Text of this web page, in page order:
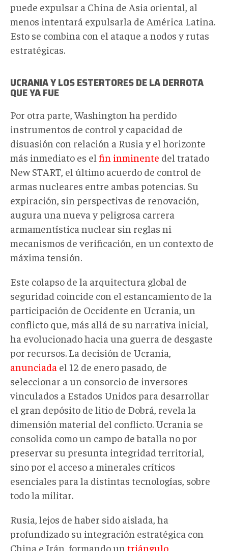
puede expulsar a China de Asia oriental, al
menos intentará expulsarla de América Latina.
Esto se combina con el ataque a nodos y rutas
estratégicas.
UCRANIA Y LOS ESTERTORES DE LA DERROTA
QUE YA FUE
Por otra parte, Washington ha perdido
instrumentos de control y capacidad de
disuasión con relación a Rusia y el horizonte
más inmediato es el fin inminente del tratado
New START, el último acuerdo de control de
armas nucleares entre ambas potencias. Su
expiración, sin perspectivas de renovación,
augura una nueva y peligrosa carrera
armamentística nuclear sin reglas ni
mecanismos de verificación, en un contexto de
máxima tensión.
Este colapso de la arquitectura global de
seguridad coincide con el estancamiento de la
participación de Occidente en Ucrania, un
conflicto que, más allá de su narrativa inicial,
ha evolucionado hacia una guerra de desgaste
por recursos. La decisión de Ucrania,
anunciada el 12 de enero pasado, de
seleccionar a un consorcio de inversores
vinculados a Estados Unidos para desarrollar
el gran depósito de litio de Dobrá, revela la
dimensión material del conflicto. Ucrania se
consolida como un campo de batalla no por
preservar su presunta integridad territorial,
sino por el acceso a minerales críticos
esenciales para la distintas tecnologías, sobre
todo la militar.
Rusia, lejos de haber sido aislada, ha
profundizado su integración estratégica con
China e Irán, formando un triángulo